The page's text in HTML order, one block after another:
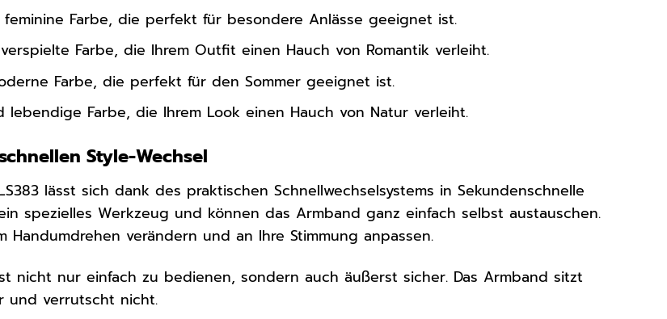
Farbe, die perfekt für besondere Anlässe geeignet ist.
Farbe, die Ihrem Outfit einen Hauch von Romantik verleiht.
Farbe, die perfekt für den Sommer geeignet ist.
lebendige Farbe, die Ihrem Look einen Hauch von Natur verleiht.
Style-Wechsel
lässt sich dank des praktischen Schnellwechselsystems in Sekundenschnelle
spezielles Werkzeug und können das Armband ganz einfach selbst austauschen.
Handumdrehen verändern und an Ihre Stimmung anpassen.
nicht nur einfach zu bedienen, sondern auch äußerst sicher. Das Armband sitzt
und verrutscht nicht.